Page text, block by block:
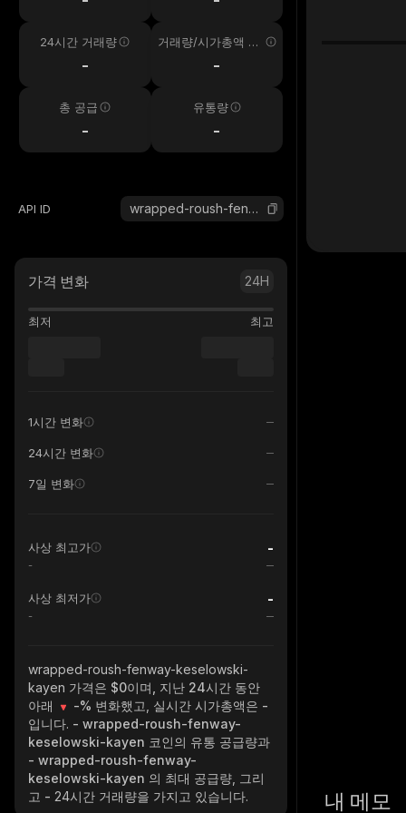
24시간 거래량
-
거래량/시가총액 24
-
총 공급
-
유통량
-
API ID wrapped-roush-fenway-keselowski-kayen
가격 변화 24H
최저 최고
1시간 변화
24시간 변화
7일 변화
사상 최고가 -
-
사상 최저가 -
-
wrapped-roush-fenway-keselowski-
kayen 가격은 $0이며, 지난 24시간 동안
아래
-% 변화했고, 실시간 시가총액은 -
입니다. - wrapped-roush-fenway-
keselowski-kayen 코인의 유통 공급량과
- wrapped-roush-fenway-
keselowski-kayen 의 최대 공급량, 그리
고 - 24시간 거래량을 가지고 있습니다. 내 메모